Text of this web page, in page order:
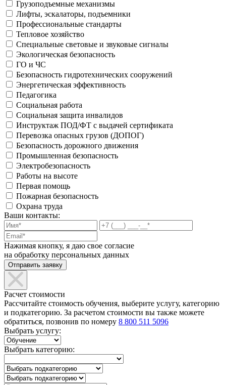
Грузоподъемные механизмы
Лифты, эскалаторы, подъемники
Профессиональные стандарты
Тепловое хозяйство
Специальные световые и звуковые сигналы
Экологическая безопасность
ГО и ЧС
Безопасность гидротехнических сооружений
Энергетическая эффективность
Педагогика
Социальная работа
Социальная защита инвалидов
Инструктаж ПОД/ФТ с выдачей сертификата
Перевозка опасных грузов (ДОПОГ)
Безопасность дорожного движения
Промышленная безопасность
Электробезопасность
Работы на высоте
Первая помощь
Пожарная безопасность
Охрана труда
Ваши контакты:
Нажимая кнопку, я даю свое согласие
на обработку персональных данных
Расчет стоимости
Рассчитайте стоимость обучения, выберите услугу, категорию
и подкатегорию. За расчетом стоимости вы также можете
обратиться, позвонив по номеру 8 800 511 5096
Выбрать услугу:
Выбрать категорию: